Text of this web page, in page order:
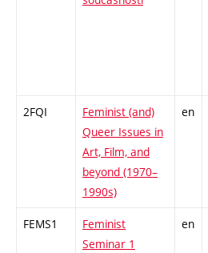
2FQI
Feminist (and)
Queer Issues in
Art, Film, and
beyond (1970–
1990s)
en
FEMS1
Feminist
Seminar 1
en